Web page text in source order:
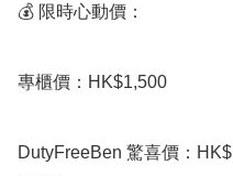
💰 限時心動價：
專櫃價：HK$1,500
DutyFreeBen 驚喜價：